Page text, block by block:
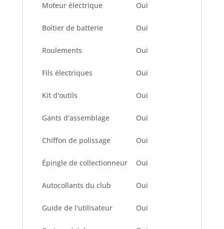
Moteur électrique Oui
Boîtier de batterie Oui
Roulements Oui
Fils électriques Oui
Kit d'outils Oui
Gants d'assemblage Oui
Chiffon de polissage Oui
Épingle de collectionneur Oui
Autocollants du club Oui
Guide de l'utilisateur Oui